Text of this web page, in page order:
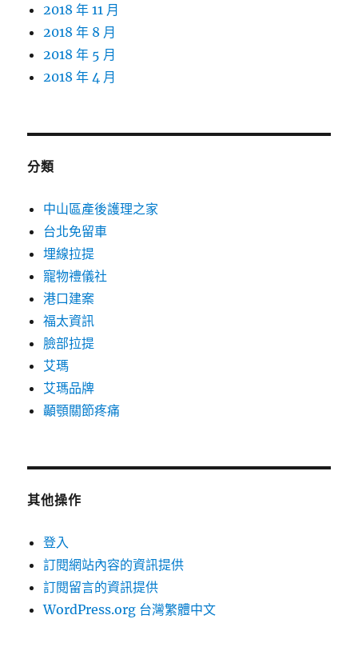
2018 年 11 月
2018 年 8 月
2018 年 5 月
2018 年 4 月
分類
中山區產後護理之家
台北免留車
埋線拉提
寵物禮儀社
港口建案
福太資訊
臉部拉提
艾瑪
艾瑪品牌
顳顎關節疼痛
其他操作
登入
訂閱網站內容的資訊提供
訂閱留言的資訊提供
WordPress.org 台灣繁體中文